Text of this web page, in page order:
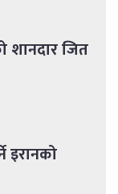
शानदार जित
इरानको